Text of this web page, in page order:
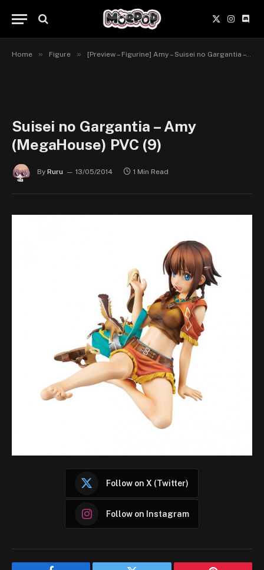
X
(Twitter)
Home » Figure » [Preview – Figurine] Amy – Suisei no Gargantia – MegaHouse
Suisei no Gargantia – Amy
(MegaHouse) PVC (9)
By Ruru 13/05/2014 1 Min Read
Follow on X (Twitter)
Follow on Instagram